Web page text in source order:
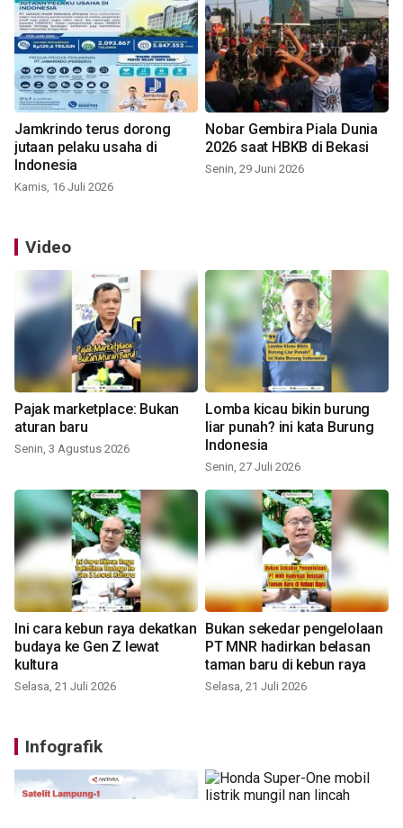
Jamkrindo terus dorong
jutaan pelaku usaha di
Indonesia
Kamis, 16 Juli 2026
Nobar Gembira Piala Dunia
2026 saat HBKB di Bekasi
Senin, 29 Juni 2026
Video
Pajak marketplace: Bukan
aturan baru
Senin, 3 Agustus 2026
Lomba kicau bikin burung
liar punah? ini kata Burung
Indonesia
Senin, 27 Juli 2026
Ini cara kebun raya dekatkan
budaya ke Gen Z lewat
kultura
Selasa, 21 Juli 2026
Bukan sekedar pengelolaan
PT MNR hadirkan belasan
taman baru di kebun raya
Selasa, 21 Juli 2026
Infografik